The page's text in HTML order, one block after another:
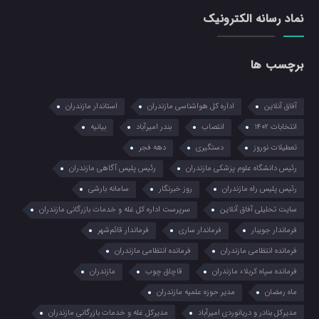
نماد رسانه الکترونیک
برچسب ها
آفاق آنلاین اداره کل هواشناسی مازندران
استاندار مازندران
انتخابات ۱۴۰۲
انتصاب بندر امیرآباد
بیانیه
تعطیلات نوروز
دستگیری
دهه فجر
رئیس دانشگاه علوم پزشکی مازندران
رئیس پلیس آگاهی مازندران
رئیس پلیس راه مازندران
روز خبرنگار
سامانه بارشی
سایت تحلیلی آفاق آنلاین
سرپرست اداره کل غله و خدمات بازرگانی مازندران
فرماندار جویبار
فرماندار ساری
فرماندار قائم‌شهر
فرمانده انتظامي مازندران
فرمانده انتظامی مازندران
فرمانده سپاه کربلاء مازندران
قاچاق چوب
مازندران
ماه رمضان
مدیر حوزه علمیه مازندران
مدیرکل بنادر و دریانوردی امیرآباد
مدیرکل غله و خدمات بازرگانی مازندران